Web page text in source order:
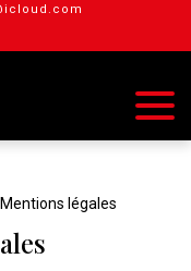
Mentions légales